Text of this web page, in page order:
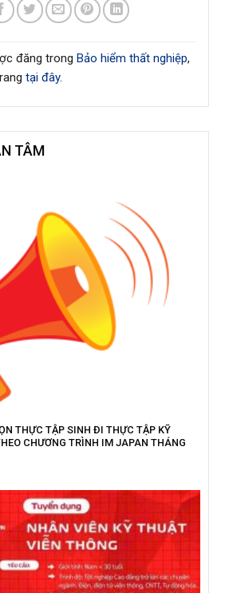
đăng trong Bảo hiểm thất nghiệp,
tại đây.
TÂM
THỰC TẬP SINH ĐI THỰC TẬP KỸ
CHƯƠNG TRÌNH IM JAPAN THÁNG